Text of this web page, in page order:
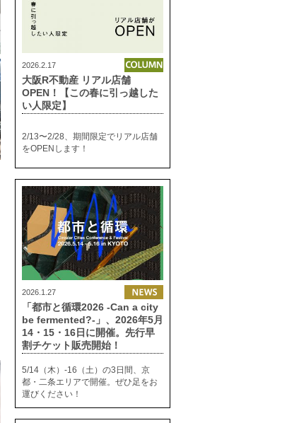
2026.2.17
大阪R不動産 リアル店舗
OPEN！【この春に引っ越した
い人限定】
2/13〜2/28、期間限定でリアル店舗
をOPENします！
2026.1.27
「都市と循環2026 -Can a city
be fermented?-」、2026年5月
14・15・16日に開催。先行早
割チケット販売開始！
5/14（木）-16（土）の3日間、京
都・二条エリアで開催。ぜひ足をお
運びください！